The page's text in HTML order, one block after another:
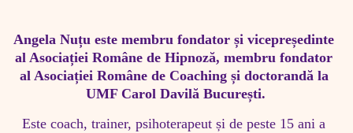
Angela Nuțu este membru fondator și vicepreședinte
al Asociației Române de Hipnoză, membru fondator
al Asociației Române de Coaching și doctorandă la
UMF Carol Davilă București.
Este coach, trainer, psihoterapeut și de peste 15 ani a